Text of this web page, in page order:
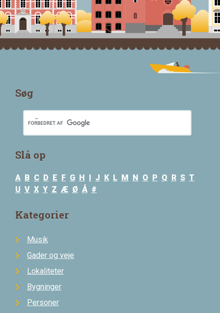
Søg
Slå op
A B C D E F G H J K L M N O P Q R S T
U V X Y Z Æ Ø Å #
Kategorier
Musik
Gader og veje
Lokaliteter
Bygninger
Personer